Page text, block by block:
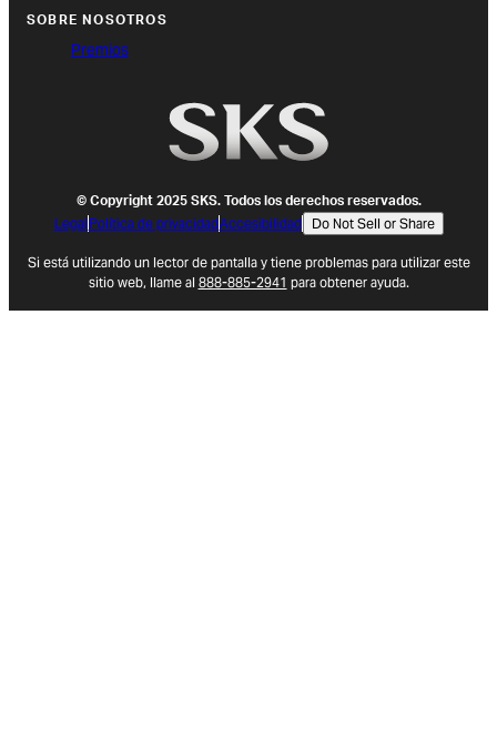
SOBRE NOSOTROS
Premios
© Copyright 2025 SKS. Todos los derechos reservados.
Legal Política de privacidadAccesibilidad Do Not Sell or Share
Si está utilizando un lector de pantalla y tiene problemas para utilizar este
sitio web, llame al 888-885-2941 para obtener ayuda.